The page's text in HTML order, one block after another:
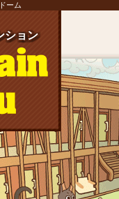
ーム
ション
ション
ション
ション
ション
ション
ション
ション
ション
ション
ション
ション
ション
ション
ション
ション
ション
ション
ション
ション
ション
ション
ション
ション
ション